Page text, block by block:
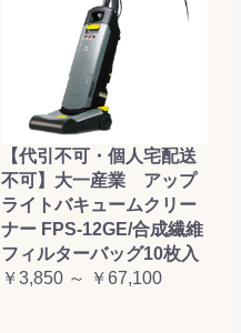
【代引不可・個人宅配送
不可】大一産業 アップ
ライトバキュームクリー
ナー FPS-12GE/合成繊維
フィルターバッグ10枚入
￥3,850 ～ ￥67,100